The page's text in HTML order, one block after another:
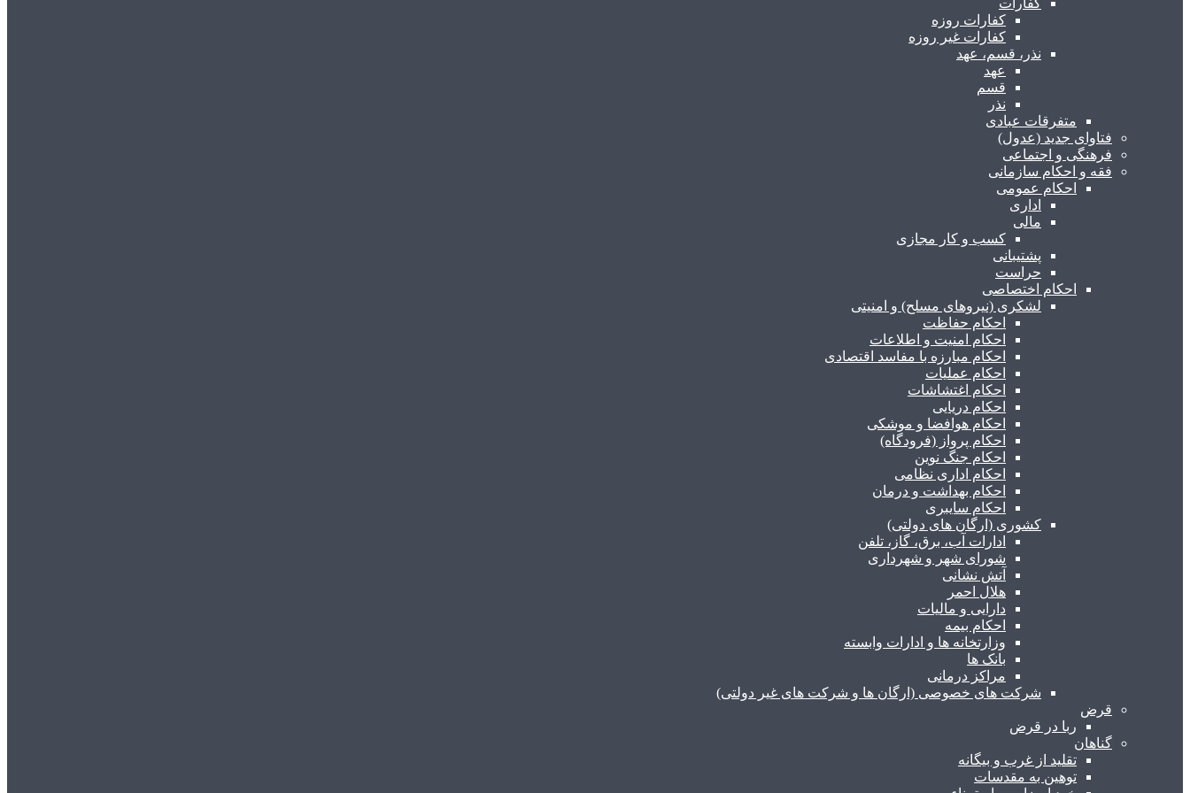
کفارات
کفارات روزه
کفارات غیر روزه
نذر، قسم، عهد
عهد
قسم
نذر
متفرقات عبادی
فتاوای جدید (عدول)
فرهنگی و اجتماعی
فقه و احکام سازمانی
احکام عمومی
اداری
مالی
کسب و کار مجازی
پشتیبانی
حراست
احکام اختصاصی
لشکری (نیروهای مسلح) و امنیتی
احکام حفاظت
احکام امنیت و اطلاعات
احکام مبارزه با مفاسد اقتصادی
احکام عملیات
احکام اغتشاشات
احکام دریایی
احکام هوافضا و موشکی
احکام پرواز (فرودگاه)
احکام جنگ نوین
احکام اداری نظامی
احکام بهداشت و درمان
احکام سایبری
کشوری (ارگان های دولتی)
ادارات آب، برق، گاز، تلفن
شورای شهر و شهرداری
آتش نشانی
هلال احمر
دارایی و مالیات
احکام بیمه
وزارتخانه ها و ادارات وابسته
بانک ها
مراکز درمانی
شرکت های خصوصی (ارگان ها و شرکت های غیر دولتی)
قرض
ربا در قرض
گناهان
تقلید از غرب و بیگانه
توهین به مقدسات